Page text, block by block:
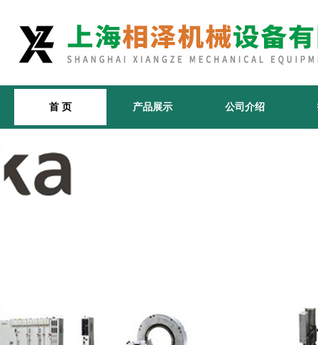
首 页 产品展示 公司介绍